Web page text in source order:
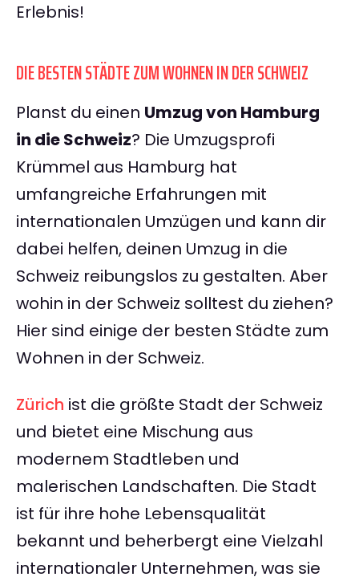
Erlebnis!
DIE BESTEN STÄDTE ZUM WOHNEN IN DER SCHWEIZ
Planst du einen Umzug von Hamburg
in die Schweiz? Die Umzugsprofi
Krümmel aus Hamburg hat
umfangreiche Erfahrungen mit
internationalen Umzügen und kann dir
dabei helfen, deinen Umzug in die
Schweiz reibungslos zu gestalten. Aber
wohin in der Schweiz solltest du ziehen?
Hier sind einige der besten Städte zum
Wohnen in der Schweiz.
Zürich ist die größte Stadt der Schweiz
und bietet eine Mischung aus
modernem Stadtleben und
malerischen Landschaften. Die Stadt
ist für ihre hohe Lebensqualität
bekannt und beherbergt eine Vielzahl
internationaler Unternehmen, was sie